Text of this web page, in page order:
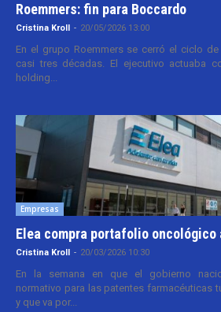
Roemmers: fin para Boccardo
Cristina Kroll - 20/05/2026 13:00
En el grupo Roemmers se cerró el ciclo
casi tres décadas. El ejecutivo actuaba
holding...
Empresas
Elea compra portafolio oncológico
Cristina Kroll - 20/03/2026 10:30
En la semana en que el gobierno
normativo para las patentes farmacéuticas
y que va por...